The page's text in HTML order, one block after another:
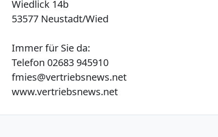
Wiedlick 14b
53577 Neustadt/Wied
Immer für Sie da:
Telefon 02683 945910
fmies@vertriebsnews.net
www.vertriebsnews.net